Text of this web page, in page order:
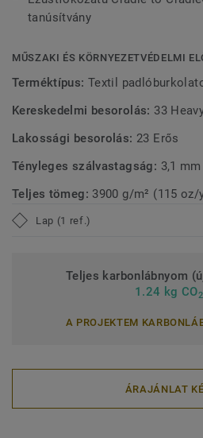
tesztjelentés alapján,
szőnyeggel (medián értékek).
>
Ez a kollekció a
Circular Selection
tanúsítvány
MŰSZAKI ÉS KÖRNYEZETVÉDELMI
Terméktípus: Textil
Kereskedelmi besorolás: 33
Lakossági besorolás: 23 Erős
Tényleges szálvastagság: 3,1 mm
Teljes tömeg: 3900 g/m² (115 oz/
Lap (1 ref.)
Teljes karbonlábnyom
1.24 kg CO2
A PROJEKTEM
ÁRAJÁNLAT